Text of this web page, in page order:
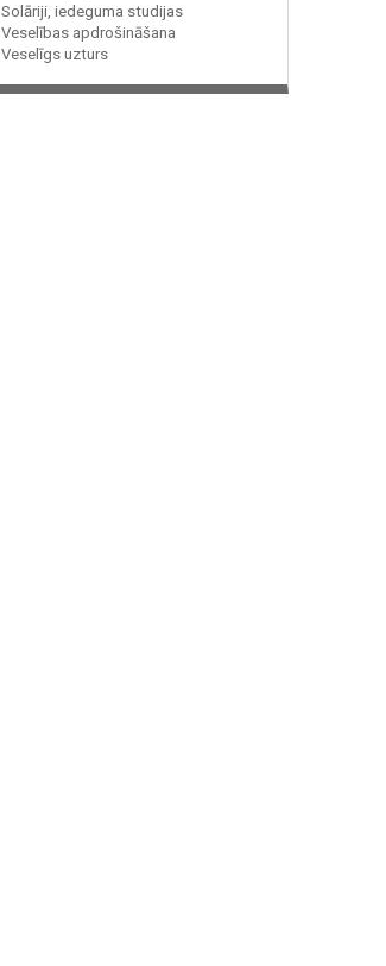
Solāriji, iedeguma studijas
Veselības apdrošināšana
Veselīgs uzturs